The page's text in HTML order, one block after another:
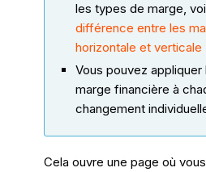
les types de marge,
différence entre les
horizontale et verticale
Vous pouvez
marge financière à
changement
Cela ouvre une page où